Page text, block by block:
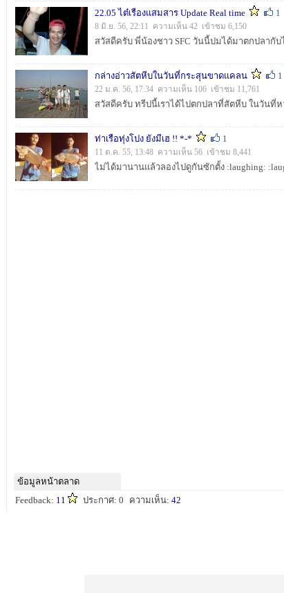
22.05 ไต๋เรืองแสมสาร Update Real time 1
8 มิ.ย. 56, 22:11 ความเห็น 42 เข้าชม 6,150
กล่างอ่าวสัตหีบในวันที่กระสุนขาดแคลน 1
22 ม.ค. 56, 17:34 ความเห็น 106 เข้าชม 11,761
ท่าเรือทุ่งโปง ยังมีเฮ !! *-* 1
11 ต.ค. 55, 13:48 ความเห็น 56 เข้าชม 8,441
ข้อมูลหน้าตลาด
Feedback: 11 ประกาศ: 0 ความเห็น: 42